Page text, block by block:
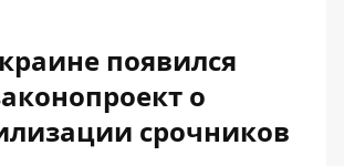
появился
о
срочников